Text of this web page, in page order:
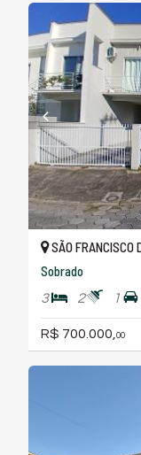
SÃO FRANCISCO
Sobrado
3 2 1
R$ 700.000, 00